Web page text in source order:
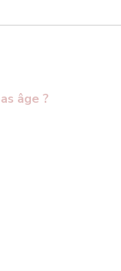
âge ?